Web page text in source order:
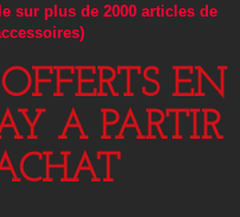
sur plus de 2000 articles de
EN
A PARTIR